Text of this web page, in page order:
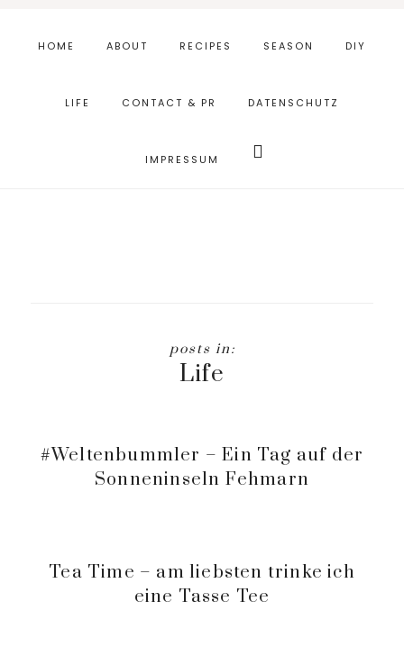
Fußzeile
HOME ABOUT RECIPES SEASON DIY
LIFE CONTACT & PR DATENSCHUTZ
IMPRESSUM durchsuchen
Life
#Weltenbummler – Ein Tag auf der
Sonneninseln Fehmarn
Tea Time – am liebsten trinke ich
eine Tasse Tee